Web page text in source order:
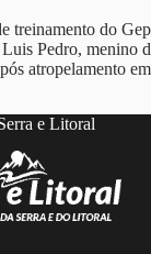
treinamento do
Pedro, menino
atropelamento
e Litoral